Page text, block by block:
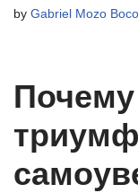
by Gabriel Mozo